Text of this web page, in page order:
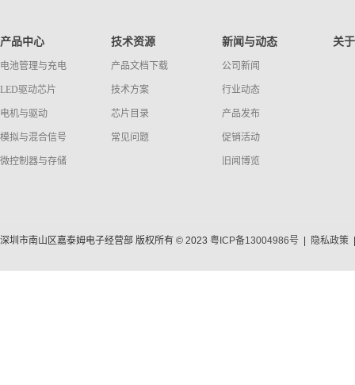
产品中心
电池管理与充电
LED驱动芯片
电机与驱动
模拟与混合信号
微控制器与存储
技术资源
产品文档下载
技术方案
芯片目录
常见问题
新闻与动态
公司新闻
行业动态
产品发布
促销活动
旧闻博览
关
深圳市南山区嘉泰姆电子经营部 版权所有 © 2023 粤ICP备13004986号 | 隐私政策